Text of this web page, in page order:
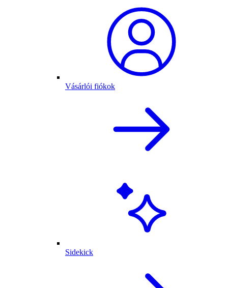
Vásárlói fiókok
Sidekick